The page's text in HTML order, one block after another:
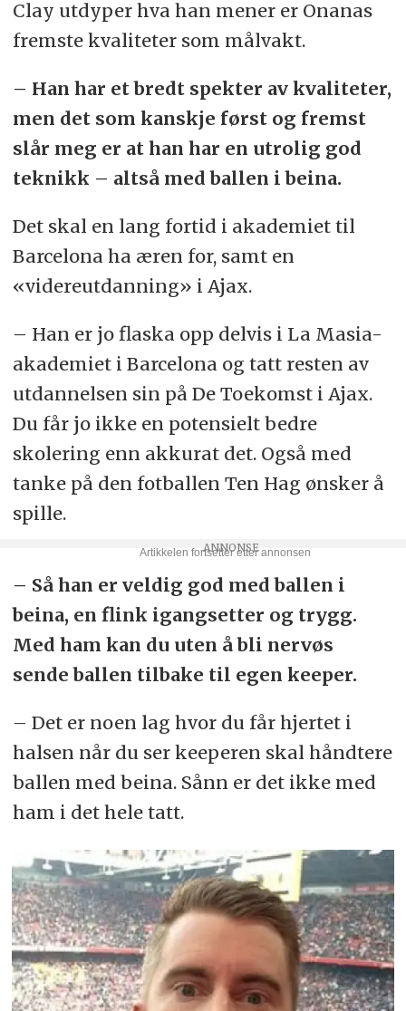
Clay utdyper hva han mener er Onanas
fremste kvaliteter som målvakt.
– Han har et bredt spekter av kvaliteter,
men det som kanskje først og fremst
slår meg er at han har en utrolig god
teknikk – altså med ballen i beina.
Det skal en lang fortid i akademiet til
Barcelona ha æren for, samt en
«videreutdanning» i Ajax.
– Han er jo flaska opp delvis i La Masia-
akademiet i Barcelona og tatt resten av
utdannelsen sin på De Toekomst i Ajax.
Du får jo ikke en potensielt bedre
skolering enn akkurat det. Også med
tanke på den fotballen Ten Hag ønsker å
spille.
– Så han er veldig god med ballen i
beina, en flink igangsetter og trygg.
Med ham kan du uten å bli nervøs
sende ballen tilbake til egen keeper.
– Det er noen lag hvor du får hjertet i
halsen når du ser keeperen skal håndtere
ballen med beina. Sånn er det ikke med
ham i det hele tatt.